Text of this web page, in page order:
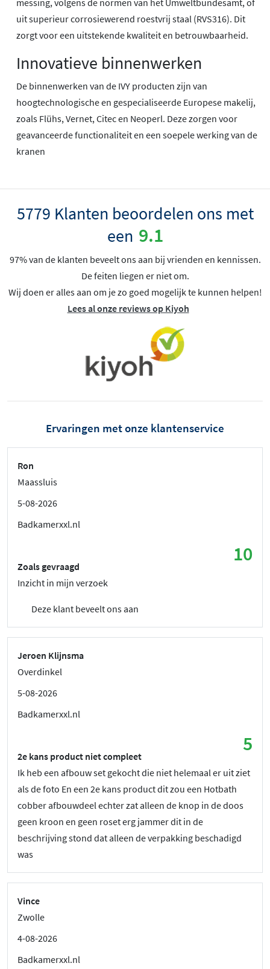
messing, volgens de normen van het Umweltbundesamt, of
uit superieur corrosiewerend roestvrij staal (RVS316). Dit
zorgt voor een uitstekende kwaliteit en betrouwbaarheid.
Innovatieve binnenwerken
De binnenwerken van de IVY producten zijn van
hoogtechnologische en gespecialiseerde Europese makelij,
zoals Flühs, Vernet, Citec en Neoperl. Deze zorgen voor
geavanceerde functionaliteit en een soepele werking van de
kranen
5779 Klanten beoordelen ons met
een 9.1
97% van de klanten beveelt ons aan bij vrienden en kennissen.
De feiten liegen er niet om.
Wij doen er alles aan om je zo goed mogelijk te kunnen helpen!
Lees al onze reviews op Kiyoh
Ervaringen met onze klantenservice
Ron
Maassluis
5-08-2026
Badkamerxxl.nl
10
Zoals gevraagd
Inzicht in mijn verzoek
Deze klant beveelt ons aan
Jeroen Klijnsma
Overdinkel
5-08-2026
Badkamerxxl.nl
5
2e kans product niet compleet
Ik heb een afbouw set gekocht die niet helemaal er uit ziet
als de foto En een 2e kans product dit zou een Hotbath
cobber afbouwdeel echter zat alleen de knop in de doos
geen kroon en geen roset erg jammer dit in de
beschrijving stond dat alleen de verpakking beschadigd
was
Vince
Zwolle
4-08-2026
Badkamerxxl.nl